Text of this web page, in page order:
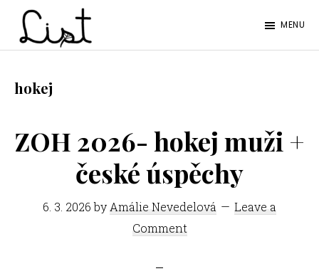
Skip
content
Skip
LIST
časopis
Litoměřice
MENU
hokej
ZOH 2026- hokej muži +
české úspěchy
6. 3. 2026by Amálie Nevedelová
Leave a
Comment